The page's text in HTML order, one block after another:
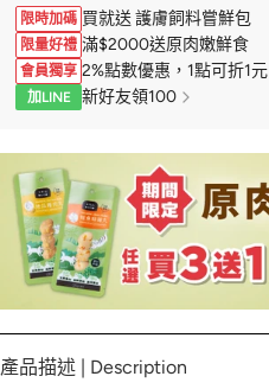
限時加碼 買就送 護膚飼料嘗鮮包
限量好禮 滿$2000送原肉嫩鮮食
會員獨享 2%點數優惠，1點可折1元
加LINE 新好友領100
產品描述 | Description